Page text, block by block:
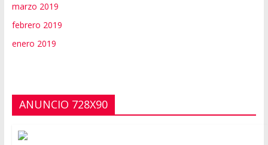
marzo 2019
febrero 2019
enero 2019
ANUNCIO 728X90